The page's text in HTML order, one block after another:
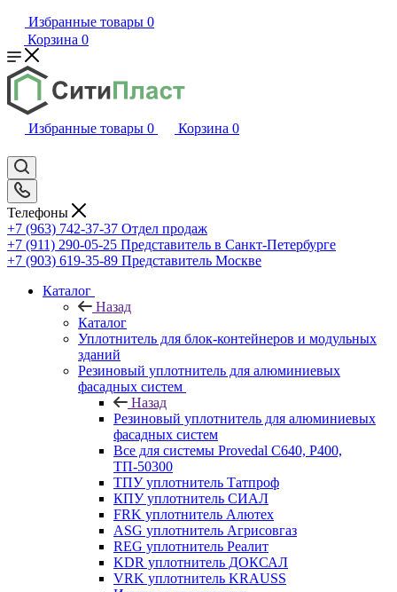
Избранные товары 0
Корзина 0
Избранные товары 0 Корзина 0
Телефоны
+7 (963) 742-37-37 Отдел продаж
+7 (911) 290-05-25 Представитель в Санкт-Петербурге
+7 (903) 619-35-89 Представитель Москве
Каталог
Назад
Каталог
Уплотнитель для блок-контейнеров и модульных
зданий
Резиновый уплотнитель для алюминиевых
фасадных систем
Назад
Резиновый уплотнитель для алюминиевых
фасадных систем
Все для системы Provedal С640, Р400,
ТП-50300
ТПУ уплотнитель Татпроф
КПУ уплотнитель СИАЛ
FRK уплотнитель Алютех
ASG уплотнитель Агрисовгаз
REG уплотнитель Реалит
KDR уплотнитель ДОКСАЛ
VRK уплотнитель KRAUSS